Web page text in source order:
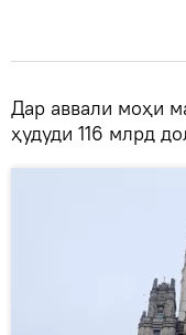
Дар аввали моҳи
ҳудуди 116 млрд